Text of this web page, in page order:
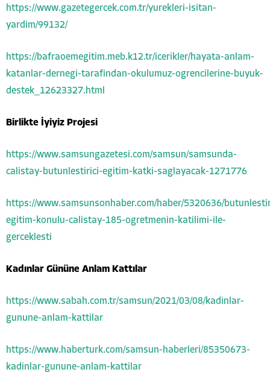
https://www.gazetegercek.com.tr/yurekleri-isitan-
yardim/99132/
https://bafraoemegitim.meb.k12.tr/icerikler/hayata-anlam-
katanlar-dernegi-tarafindan-okulumuz-ogrencilerine-buyuk-
destek_12623327.html
Birlikte İyiyiz Projesi
https://www.samsungazetesi.com/samsun/samsunda-
calistay-butunlestirici-egitim-katki-saglayacak-1271776
https://www.samsunsonhaber.com/haber/5320636/
egitim-konulu-calistay-185-ogretmenin-katilimi-ile-
gerceklesti
Kadınlar Gününe Anlam Kattılar
https://www.sabah.com.tr/samsun/2021/03/08/kadinlar-
gunune-anlam-kattilar
https://www.haberturk.com/samsun-haberleri/85350673-
kadinlar-gunune-anlam-kattilar